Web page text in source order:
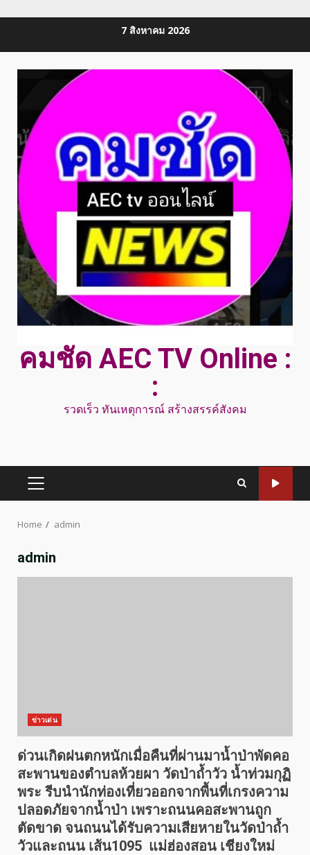
7 สิงหาคม 2026
คมชัด AEC TV Online :
:
รวดเร็ว ทันเหตุการณ์ สร้างสรรค์สังคม
PRIMARY
Home admin
admin
ข่าวเด่น
ด่วนเกิดฝนตกหนักเมื่อคืนที่ผ่านมาน้ำป่าพัดคอ
สะพานของตำบลห้วยผา วัดป่าถ้ำวัว น้ำท่วมกุฏิ
พระ รีบนำนักท่องเที่ยวออกจากพื้นที่เกรงความ
ปลอดภัยจากน้ำป่า เพราะถนนคอสะพานถูก
ตัดขาด จนถนนได้รับความเสียหายในวัดป่าถ้ำ
วัวและถนน เส้น1095 แม่ฮ่องสอน เชียงใหม่